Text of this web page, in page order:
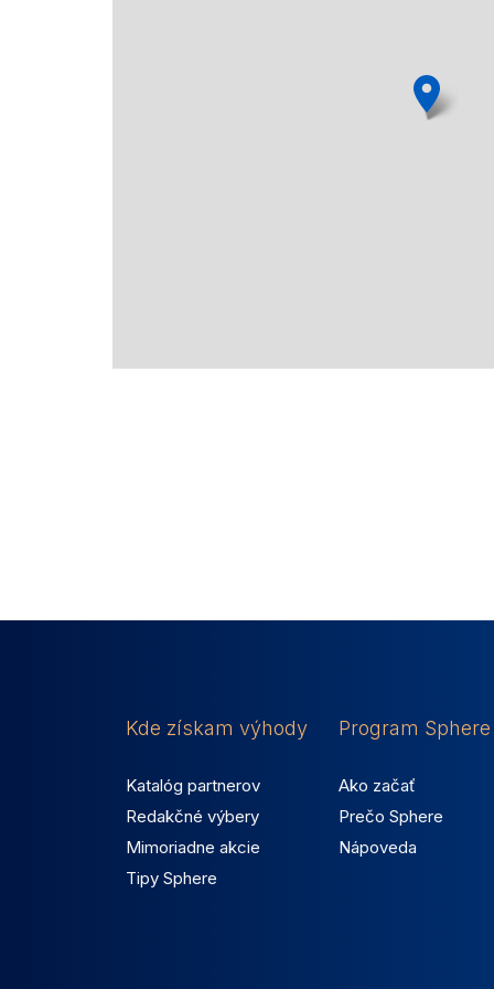
Kde získam výhody
Katalóg partnerov
Redakčné výbery
Mimoriadne akcie
Tipy Sphere
Program Sphere
Ako začať
Prečo Sphere
Nápoveda